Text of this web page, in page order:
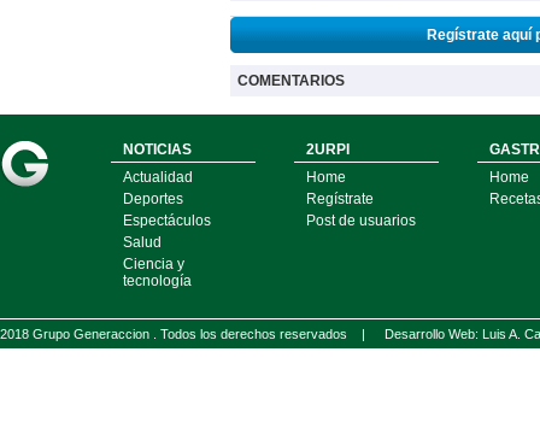
Regístrate aquí
COMENTARIOS
NOTICIAS
Actualidad
Deportes
Espectáculos
Salud
Ciencia y
tecnología
2URPI
Home
Regístrate
Post de usuarios
Home
2018 Grupo Generaccion . Todos los derechos reservados | Desarrollo Web: Luis